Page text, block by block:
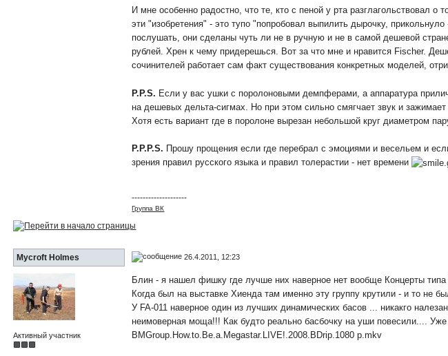
И мне особенно радостно, что те, кто с пеной у рта разглагольствовал о
эти "изобретения" - это тупо "попробовал выпилить дырочку,
послушать, они сделаны чуть ли не в ручную и не в самой дешевой
рублей. Хрен к чему придерешься. Вот за что мне и нравится Fisсher.
сочинителей работает сам факт существования конкретных моделей,
P.P.S. Если у вас ушки с поролоновыми демпферами, а аппаратура
на дешевых дельта-сигмах. Но при этом сильно смягчает звук и
Хотя есть вариант где в поролоне вырезан небольшой круг диаметром
P.P.P.S. Прошу прощения если где перебрал с эмоциями и весельем и
зрения правил русского языка и правил толерастии - нет времени
--------------------
Группа ВК
Mycroft Holmes 26.4.2011, 12:23
Активный участник
Блин - я нашел фишку где лучше них наверное нет вообще Концерты
Когда был на выставке Хиенда там именно эту группу крутили - и то не
У FA-011 наверное один из лучших динамических басов ... никакго
неимоверная моща!!! Как будто реально басбочку на уши повесили....
BMGroup.How.to.Be.a.Megastar.LIVE!.2008.BDrip.1080 p.mkv